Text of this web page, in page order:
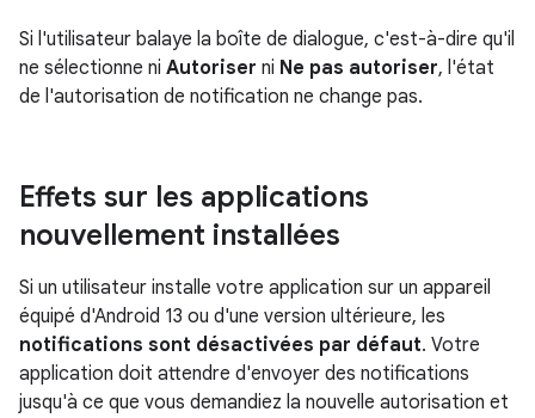
Si l'utilisateur balaye la boîte de dialogue, c'est-à-dire qu'il
ne sélectionne ni Autoriser ni Ne pas autoriser, l'état
de l'autorisation de notification ne change pas.
Effets sur les applications
nouvellement installées
Si un utilisateur installe votre application sur un appareil
équipé d'Android 13 ou d'une version ultérieure, les
notifications sont désactivées par défaut. Votre
application doit attendre d'envoyer des notifications
jusqu'à ce que vous demandiez la nouvelle autorisation et